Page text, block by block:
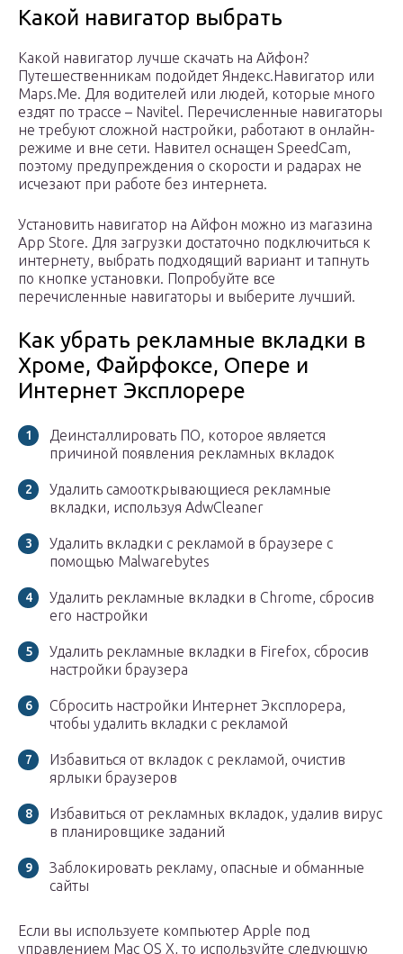
Какой навигатор выбрать
Какой навигатор лучше скачать на Айфон?
Путешественникам подойдет Яндекс.Навигатор или
Maps.Me. Для водителей или людей, которые много
ездят по трассе – Navitel. Перечисленные навигаторы
не требуют сложной настройки, работают в онлайн-
режиме и вне сети. Навител оснащен SpeedCam,
поэтому предупреждения о скорости и радарах не
исчезают при работе без интернета.
Установить навигатор на Айфон можно из магазина
App Store. Для загрузки достаточно подключиться к
интернету, выбрать подходящий вариант и тапнуть
по кнопке установки. Попробуйте все
перечисленные навигаторы и выберите лучший.
Как убрать рекламные вкладки в
Хроме, Файрфоксе, Опере и
Интернет Эксплорере
Деинсталлировать ПО, которое является
причиной появления рекламных вкладок
Удалить самооткрывающиеся рекламные
вкладки, используя AdwCleaner
Удалить вкладки с рекламой в браузере с
помощью Malwarebytes
Удалить рекламные вкладки в Chrome, сбросив
его настройки
Удалить рекламные вкладки в Firefox, сбросив
настройки браузера
Сбросить настройки Интернет Эксплорера,
чтобы удалить вкладки с рекламой
Избавиться от вкладок с рекламой, очистив
ярлыки браузеров
Избавиться от рекламных вкладок, удалив вирус
в планировщике заданий
Заблокировать рекламу, опасные и обманные
сайты
Если вы используете компьютер Apple под
управлением Mac OS X, то используйте следующую